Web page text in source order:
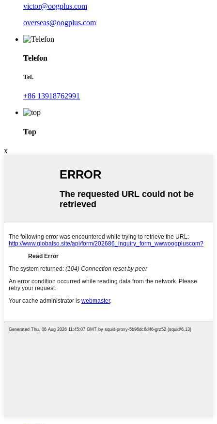
victor@oogplus.com
overseas@oogplus.com
Telefon
Tel.
+86 13918762991
Top
x